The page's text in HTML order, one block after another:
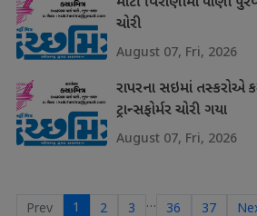
ચોરી
August 07, Fri, 2026
રાપરના સઇમાં તસ્કરોએ
ટ્રાન્સફોર્મર ચોરી ગયા
August 07, Fri, 2026
Prev 1 2 3 … 36 37